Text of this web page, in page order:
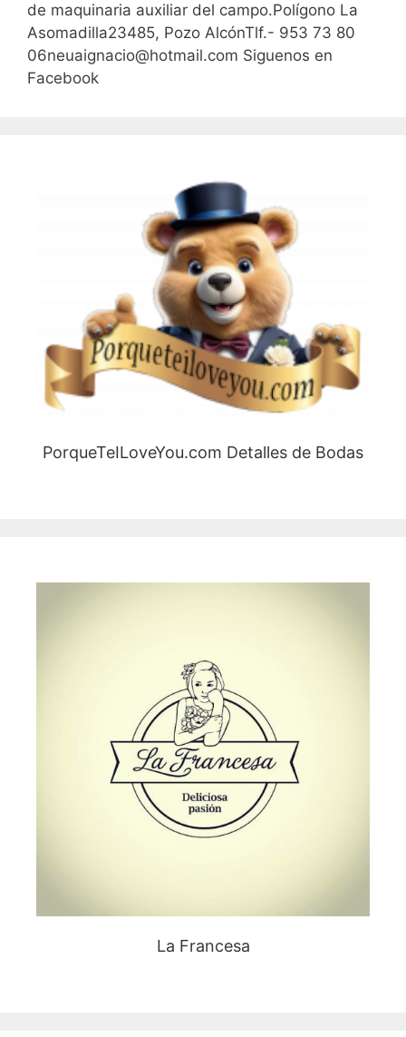
de maquinaria auxiliar del campo.Polígono La
Asomadilla23485, Pozo AlcónTlf.- 953 73 80
06neuaignacio@hotmail.com Siguenos en
Facebook
PorqueTeILoveYou.com Detalles de Bodas
La Francesa